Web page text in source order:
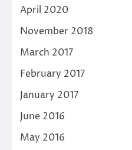
April 2020
November 2018
March 2017
February 2017
January 2017
June 2016
May 2016